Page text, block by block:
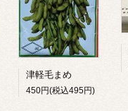
津軽毛まめ
450円(税込495円)